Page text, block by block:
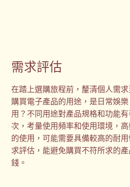
需求評估
在踏上選購旅程前，釐清個人需
購買電子產品的用途，是日常娛
用？不同用途對產品規格和功能
次，考量使用頻率和使用環境，
的使用，可能需要具備較高的耐
求評估，能避免購買不符所求的
錢。